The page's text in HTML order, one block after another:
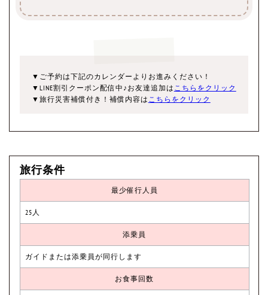
▼ご予約は下記のカレンダーよりお進みください！
▼LINE割引クーポン配信中♪お友達追加は こちらをクリック
▼旅行災害補償付き！補償内容は こちらをクリック
旅行条件
最少催行人員
25人
添乗員
ガイドまたは添乗員が同行します
お食事回数